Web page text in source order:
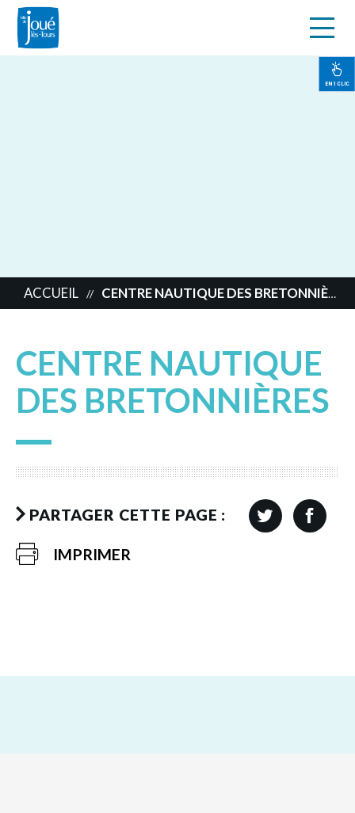
EN 1 CLIC
ACCUEIL // CENTRE NAUTIQUE DES BRETONNIÈRES
CENTRE NAUTIQUE
DES BRETONNIÈRES
PARTAGER CETTE PAGE :
IMPRIMER